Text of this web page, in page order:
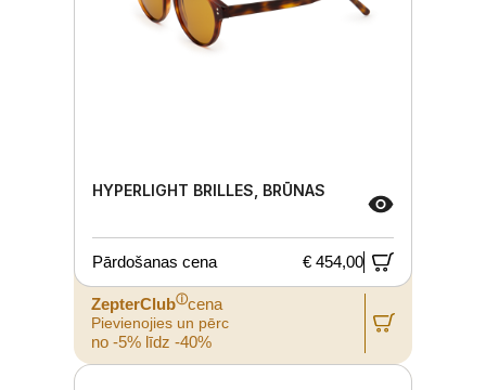
HYPERLIGHT BRILLES, BRŪNAS
Pārdošanas cena € 454,00
ZepterClubⓘcena
Pievienojies un pērc
no -5% līdz -40%